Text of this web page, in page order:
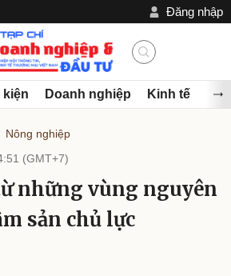
Đăng nhập
Doanh nghiệp Kinh tế
Nông nghiệp
(GMT+7)
những vùng nguyên
sản chủ lực